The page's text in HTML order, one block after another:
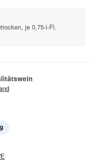
je 0,75-l-Fl.